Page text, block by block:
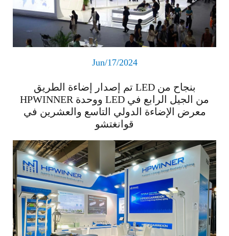
Jun/17/2024
تم إصدار إضاءة الطريق LED بنجاح من
HPWINNER ووحدة LED من الجيل الرابع في
معرض الإضاءة الدولي التاسع والعشرين في
قوانغتشو
اقرأ المزيد